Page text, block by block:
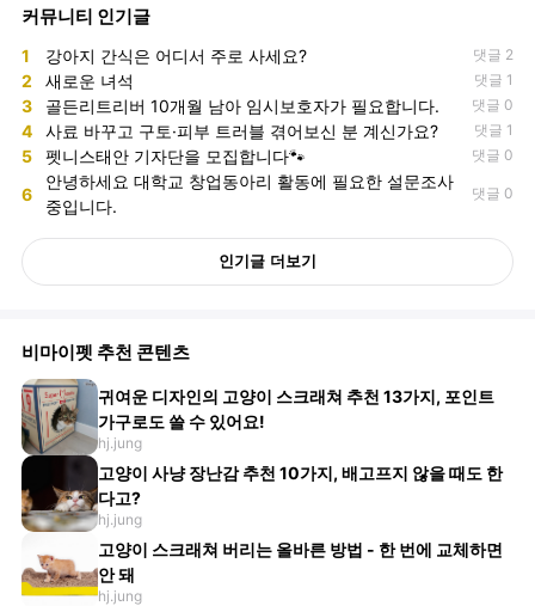
커뮤니티 인기글
1 강아지 간식은 어디서 주로 사세요? 댓글 2
2 새로운 녀석 댓글 1
3 골든리트리버 10개월 남아 임시보호자가 필요합니다. 댓글 0
4 사료 바꾸고 구토·피부 트러블 겪어보신 분 계신가요? 댓글 1
5 펫니스태안 기자단을 모집합니다🐾 댓글 0
6
안녕하세요 대학교 창업동아리 활동에 필요한 설문조사
중입니다.
댓글 0
인기글 더보기
비마이펫 추천 콘텐츠
귀여운 디자인의 고양이 스크래쳐 추천 13가지, 포인트
가구로도 쓸 수 있어요!
hj.jung
고양이 사냥 장난감 추천 10가지, 배고프지 않을 때도 한
다고?
hj.jung
고양이 스크래쳐 버리는 올바른 방법 - 한 번에 교체하면
안 돼
hj.jung